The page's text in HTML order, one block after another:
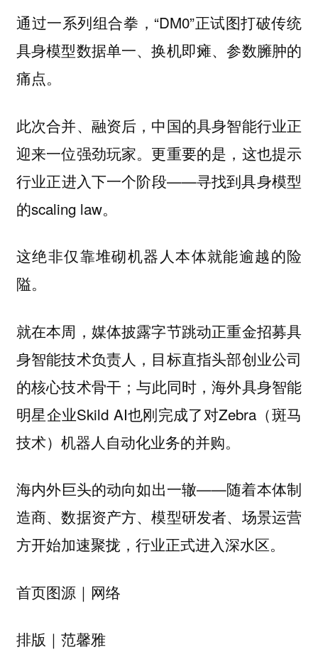
通过一系列组合拳，“DM0”正试图打破传统
具身模型数据单一、换机即瘫、参数臃肿的
痛点。
此次合并、融资后，中国的具身智能行业正
迎来一位强劲玩家。更重要的是，这也提示
行业正进入下一个阶段——寻找到具身模型
的scaling law。
这绝非仅靠堆砌机器人本体就能逾越的险
隘。
就在本周，媒体披露字节跳动正重金招募具
身智能技术负责人，目标直指头部创业公司
的核心技术骨干；与此同时，海外具身智能
明星企业Skild AI也刚完成了对Zebra（斑马
技术）机器人自动化业务的并购。
海内外巨头的动向如出一辙——随着本体制
造商、数据资产方、模型研发者、场景运营
方开始加速聚拢，行业正式进入深水区。
首页图源｜网络
排版｜范馨雅